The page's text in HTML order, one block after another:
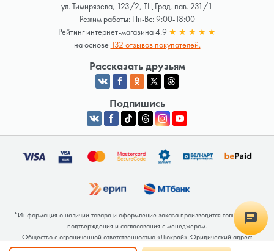
ул. Тимирязева, 123/2, ТЦ Град, пав. 231/1
Режим работы: Пн-Вс: 9:00-18:00
Рейтинг интернет-магазина 4.9 ★ ★ ★ ★ ★
на основе 132 отзывов покупателей.
Рассказать друзьям
Подпишись
*Информация о наличии товара и оформление заказа производится только после
подтверждения и согласования с менеджером.
Общество с ограниченной ответственностью «Люкрай» Юридический адрес:
220062, г. Минск, ул. Тимирязева, дом 123, корп. 2, оф. 367/2 Почтовый адрес: